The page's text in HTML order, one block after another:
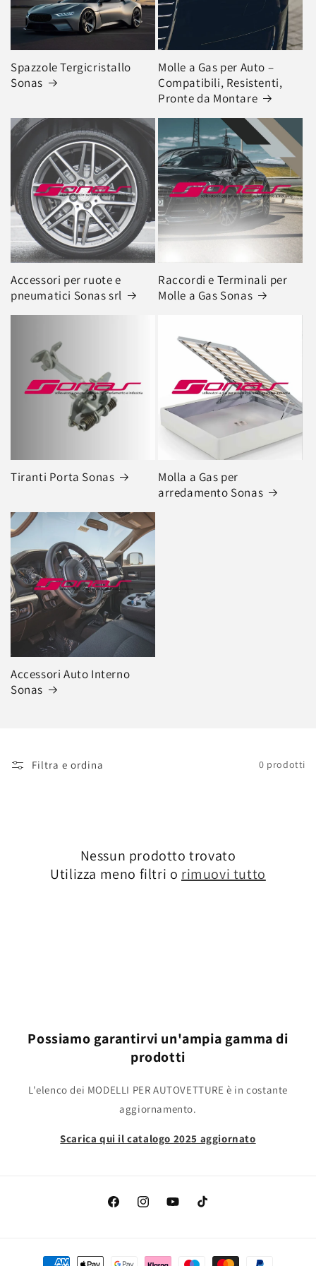
n
e
:
Spazzole Tergicristallo
Sonas
Molle a Gas per Auto –
Compatibili, Resistenti,
Pronte da Montare
Accessori per ruote e
pneumatici Sonas srl
Raccordi e Terminali per
Molle a Gas Sonas
Tiranti Porta Sonas
Molla a Gas per
arredamento Sonas
Accessori Auto Interno
Sonas
Filtra e ordina 0 prodotti
Nessun prodotto trovato
Utilizza meno filtri o rimuovi tutto
Possiamo garantirvi un'ampia gamma di
prodotti
L'elenco dei MODELLI PER AUTOVETTURE è in costante
aggiornamento.
Scarica qui il catalogo 2025 aggiornato
FacebookInstagramYouTubeTikTok
Metodi